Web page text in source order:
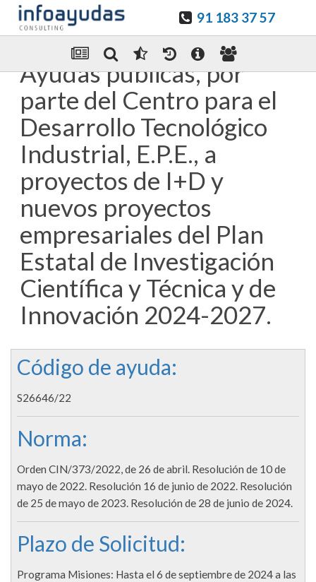
91 183 37 57
Enviar Por email
Ayudas públicas, por
parte del Centro para el
Desarrollo Tecnológico
Industrial, E.P.E., a
proyectos de I+D y
nuevos proyectos
empresariales del Plan
Estatal de Investigación
Científica y Técnica y de
Innovación 2024-2027.
Código de ayuda:
S26646/22
Norma:
Orden CIN/373/2022, de 26 de abril. Resolución de 10 de
mayo de 2022. Resolución 16 de junio de 2022. Resolución
de 25 de mayo de 2023. Resolución de 28 de junio de 2024.
Plazo de Solicitud:
Programa Misiones: Hasta el 6 de septiembre de 2024 a las